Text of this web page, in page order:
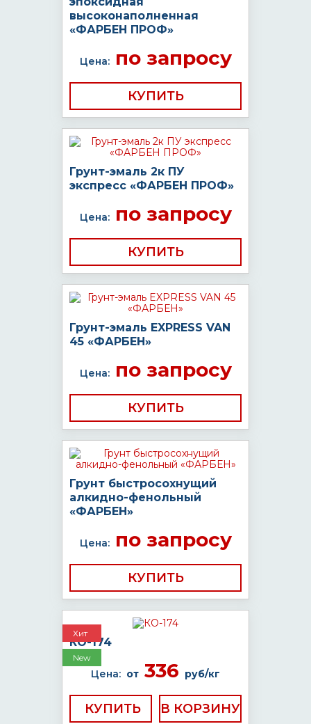
высоконаполненная
«ФАРБЕН ПРОФ»
Цена:по запросу
КУПИТЬ
Грунт-эмаль 2к ПУ
экспресс «ФАРБЕН ПРОФ»
Цена:по запросу
КУПИТЬ
Грунт-эмаль EXPRESS VAN
45 «ФАРБЕН»
Цена:по запросу
КУПИТЬ
Грунт быстросохнущий
алкидно-фенольный
«ФАРБЕН»
Цена:по запросу
КУПИТЬ
Хит
New
КО-174
Цена: от 336 руб/кг
КУПИТЬ